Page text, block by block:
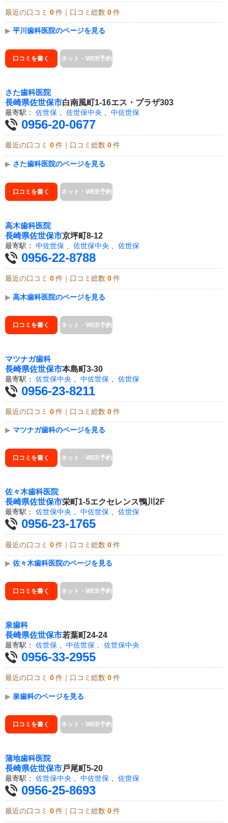
最近の口コミ 0 件｜口コミ総数 0 件
▶ 平川歯科医院のページを見る
口コミを書く ネット・WEB予約
さた歯科医院
長崎県佐世保市白南風町1-16エス・プラザ303
最寄駅： 佐世保 佐世保中央 中佐世保
0956-20-0677
最近の口コミ 0 件｜口コミ総数 0 件
▶ さた歯科医院のページを見る
口コミを書く ネット・WEB予約
高木歯科医院
長崎県佐世保市京坪町8-12
最寄駅： 中佐世保 佐世保中央 佐世保
0956-22-8788
最近の口コミ 0 件｜口コミ総数 0 件
▶ 高木歯科医院のページを見る
口コミを書く ネット・WEB予約
マツナガ歯科
長崎県佐世保市本島町3-30
最寄駅： 佐世保中央 中佐世保 佐世保
0956-23-8211
最近の口コミ 0 件｜口コミ総数 0 件
▶ マツナガ歯科のページを見る
口コミを書く ネット・WEB予約
佐々木歯科医院
長崎県佐世保市栄町1-5エクセレンス鴨川2F
最寄駅： 佐世保中央 、 中佐世保 、 佐世保
0956-23-1765
最近の口コミ 0 件｜口コミ総数 0 件
▶ 佐々木歯科医院のページを見る
口コミを書く ネット・WEB予約
泉歯科
長崎県佐世保市若葉町24-24
最寄駅： 佐世保 中佐世保 佐世保中央
0956-33-2955
最近の口コミ 0 件｜口コミ総数 0 件
▶ 泉歯科のページを見る
口コミを書く ネット・WEB予約
蒲地歯科医院
長崎県佐世保市戸尾町5-20
最寄駅： 佐世保中央 中佐世保 佐世保
0956-25-8693
最近の口コミ 0 件｜口コミ総数 0 件